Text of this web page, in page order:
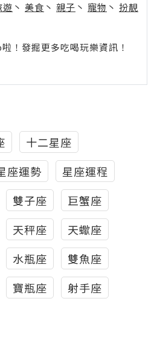
遊 丶 美食 丶 親子 丶 寵物 丶 扮靚
！發掘更多吃喝玩樂資訊！
十二星座
座運勢
星座運程
雙子座
巨蟹座
天秤座
天蠍座
水瓶座
雙魚座
寶瓶座 射手座